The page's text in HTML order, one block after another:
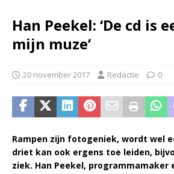
Han Peekel: ‘De cd is
mijn muze’
20 november 2017 Redactie 0
Ram­pen zijn fo­to­ge­niek, wordt wel
driet kan ook er­gens toe lei­den,
ziek. Han Peek­el,